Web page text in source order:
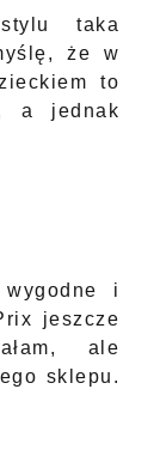
taka
że w
to
a jednak
i
jeszcze
ale
sklepu.